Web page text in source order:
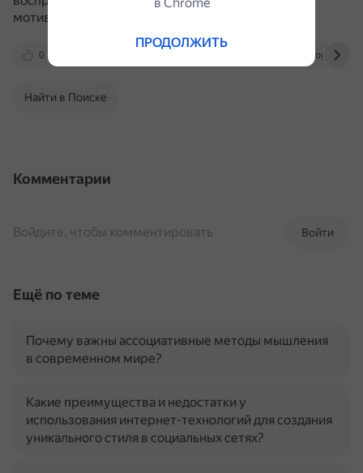
мотивацию потребителей.
0
Найти в Поиске
Комментарии
Войти
Войдите, чтобы комментировать
Ещё по теме
Почему важны ассоциативные методы мышления
в современном мире?
Какие преимущества и недостатки у
использования интернет-технологий для создания
уникального стиля в социальных сетях?
ПРОДОЛЖИТЬ